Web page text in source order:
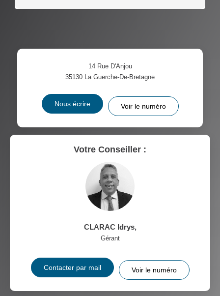
14 Rue D'Anjou
35130 La Guerche-De-Bretagne
Nous écrire Voir le numéro
Votre Conseiller :
CLARAC Idrys,
Gérant
Contacter par mail Voir le numéro